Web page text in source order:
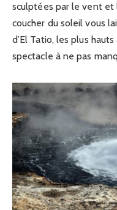
sculptées par le vent et
coucher du soleil vous
d’El Tatio, les plus
spectacle à ne pas